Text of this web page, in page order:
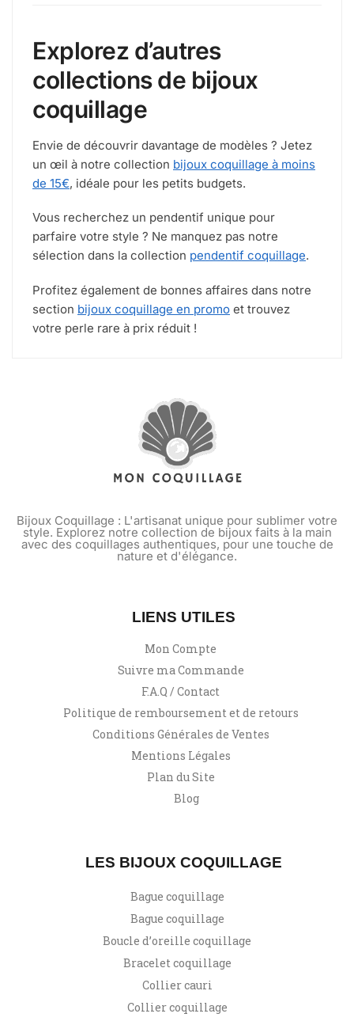
Explorez d’autres
collections de bijoux
coquillage
Envie de découvrir davantage de modèles ? Jetez
un œil à notre collection bijoux coquillage à moins
de 15€, idéale pour les petits budgets.
Vous recherchez un pendentif unique pour
parfaire votre style ? Ne manquez pas notre
sélection dans la collection pendentif coquillage.
Profitez également de bonnes affaires dans notre
section bijoux coquillage en promo et trouvez
votre perle rare à prix réduit !
Bijoux Coquillage : L'artisanat unique pour sublimer votre
style. Explorez notre collection de bijoux faits à la main
avec des coquillages authentiques, pour une touche de
nature et d'élégance.
LIENS UTILES
Mon Compte
Suivre ma Commande
F.A.Q / Contact
Politique de remboursement et de retours
Conditions Générales de Ventes
Mentions Légales
Plan du Site
Blog
LES BIJOUX COQUILLAGE
Bague coquillage
Bague coquillage
Boucle d’oreille coquillage
Bracelet coquillage
Collier cauri
Collier coquillage